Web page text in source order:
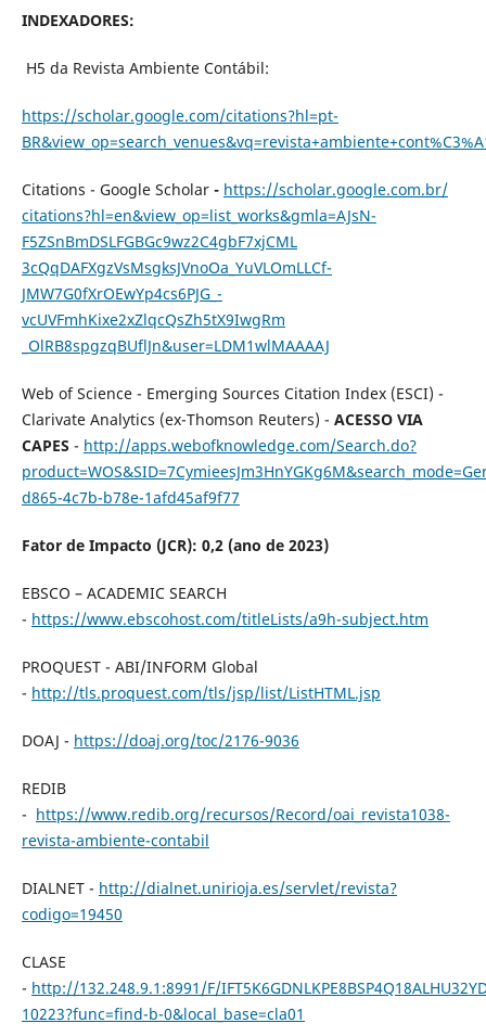
INDEXADORES:
H5 da Revista Ambiente Contábil:
https://scholar.google.com/citations?hl=pt-
Citations - Google Scholar- https://scholar.google.com.br/
citations?hl=en&view_op=list_ works&gmla=AJsN-
F5ZSnBmDSLFGBGc9wz2C4gbF7xjCML
3cQqDAFXgzVsMsgksJVnoOa_ YuVLOmLLCf-
JMW7G0fXrOEwYp4cs6PJG_-
vcUVFmhKixe2xZlqcQsZh5tX9IwgRm
_OlRB8spgzqBUflJn&user=LDM1wlMAAAAJ
Web of Science - Emerging Sources Citation Index (ESCI) -
Clarivate Analytics (ex-Thomson Reuters) - ACESSO VIA
CAPES - http://apps.webofknowledge.com/Search.do?
d865-4c7b-b78e-1afd45af9f77
Fator de Impacto (JCR): 0,2 (ano de 2023)
EBSCO – ACADEMIC SEARCH
- https://www.ebscohost.com/titleLists/a9h-subject.htm
PROQUEST - ABI/INFORM Global
- http://tls.proquest.com/tls/jsp/list/ListHTML.jsp
DOAJ - https://doaj.org/toc/2176-9036
REDIB
- https://www.redib.org/recursos/Record/oai_revista1038-
revista-ambiente-contabil
DIALNET - http://dialnet.unirioja.es/servlet/revista?
codigo=19450
CLASE
- http://132.248.9.1:8991/F/
10223?func=find-b-0&local_base=cla01